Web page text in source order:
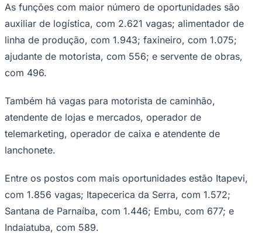
As funções com maior número de oportunidades são
auxiliar de logística, com 2.621 vagas; alimentador de
linha de produção, com 1.943; faxineiro, com 1.075;
ajudante de motorista, com 556; e servente de obras,
com 496.
Também há vagas para motorista de caminhão,
atendente de lojas e mercados, operador de
telemarketing, operador de caixa e atendente de
lanchonete.
Entre os postos com mais oportunidades estão Itapevi,
com 1.856 vagas; Itapecerica da Serra, com 1.572;
Santana de Parnaíba, com 1.446; Embu, com 677; e
Indaiatuba, com 589.